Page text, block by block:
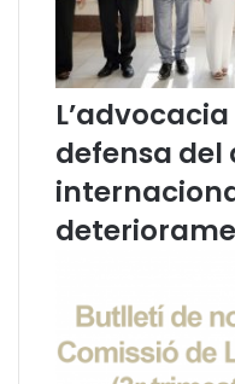
e
r
c
e
t
r
l
z
a
defensa del